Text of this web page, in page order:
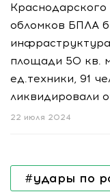
Краснодарского
обломков БПЛА
площади 50 кв.
ед.техники, 91
ликвидировали
22 июля 2024
#удары по